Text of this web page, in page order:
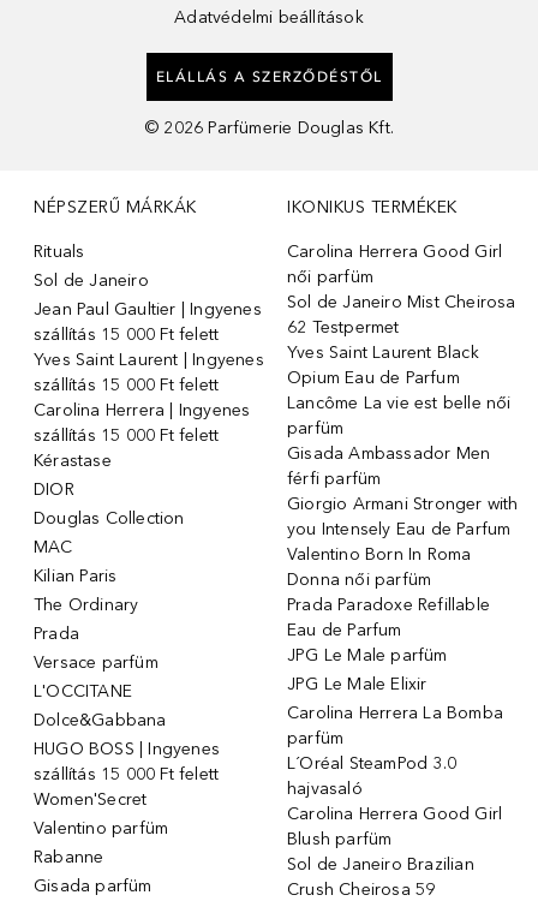
Adatvédelmi beállítások
ELÁLLÁS A SZERZŐDÉSTŐL
© 2026 Parfümerie Douglas Kft.
NÉPSZERŰ MÁRKÁK
Rituals
Sol de Janeiro
Jean Paul Gaultier | Ingyenes
szállítás 15 000 Ft felett
Yves Saint Laurent | Ingyenes
szállítás 15 000 Ft felett
Carolina Herrera | Ingyenes
szállítás 15 000 Ft felett
Kérastase
DIOR
Douglas Collection
MAC
Kilian Paris
The Ordinary
Prada
Versace parfüm
L'OCCITANE
Dolce&Gabbana
HUGO BOSS | Ingyenes
szállítás 15 000 Ft felett
Women'Secret
Valentino parfüm
Rabanne
Gisada parfüm
IKONIKUS TERMÉKEK
Carolina Herrera Good Girl
női parfüm
Sol de Janeiro Mist Cheirosa
62 Testpermet
Yves Saint Laurent Black
Opium Eau de Parfum
Lancôme La vie est belle női
parfüm
Gisada Ambassador Men
férfi parfüm
Giorgio Armani Stronger with
you Intensely Eau de Parfum
Valentino Born In Roma
Donna női parfüm
Prada Paradoxe Refillable
Eau de Parfum
JPG Le Male parfüm
JPG Le Male Elixir
Carolina Herrera La Bomba
parfüm
L´Oréal SteamPod 3.0
hajvasaló
Carolina Herrera Good Girl
Blush parfüm
Sol de Janeiro Brazilian
Crush Cheirosa 59